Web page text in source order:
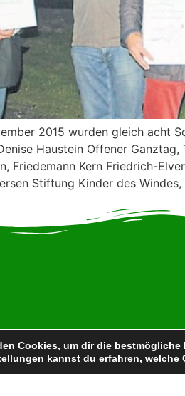
2015 wurden gleich acht
Haustein Offener
Friedemann Kern Friedrich-
Stiftung Kinder des
Cookies, um dir die
kannst du erfahren, welche